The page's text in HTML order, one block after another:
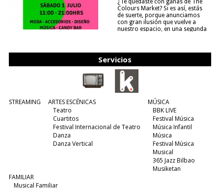
¿Te quedaste con ganas de The
Colours Market? Si es así, estás
de suerte, porque anunciamos
con gran ilusión que vuelve a
nuestro espacio, en una segunda
Servicios
STREAMING
ARTES ESCÉNICAS
Teatro
Cuartitos
Festival Internacional de Teatro
Danza
Danza Vertical
MÚSICA
BBK LIVE
Festival Música
Música Infantil
Música
Festival Música
Musical
365 Jazz Bilbao
Musiketan
FAMILIAR
Musical Familiar